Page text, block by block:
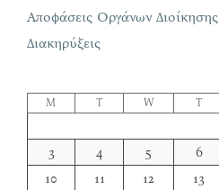
Αποφάσεις Οργάνων Διοίκησης
Διακηρύξεις
M T W T
3
4 5 6
10
11 12 13